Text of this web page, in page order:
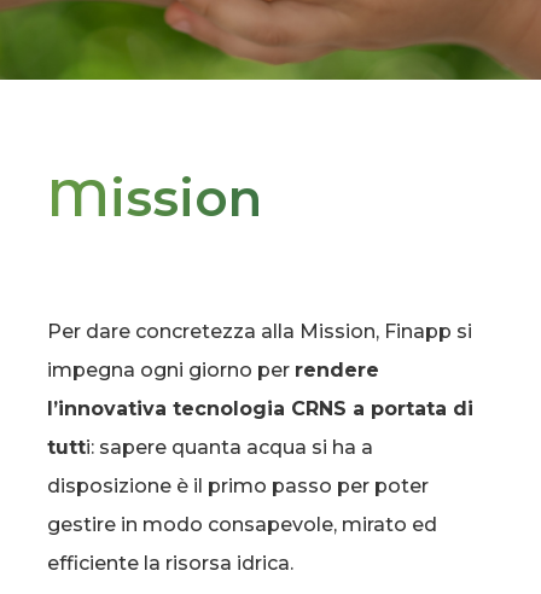
Mission
Per dare concretezza alla Mission, Finapp si
impegna ogni giorno per rendere
l’innovativa tecnologia CRNS a portata di
tutti: sapere quanta acqua si ha a
disposizione è il primo passo per poter
gestire in modo consapevole, mirato ed
efficiente la risorsa idrica.